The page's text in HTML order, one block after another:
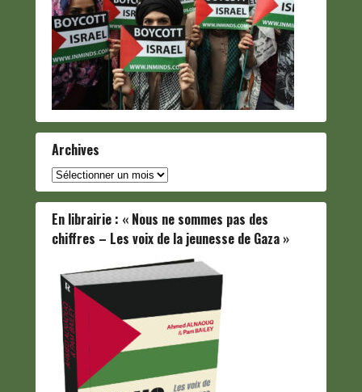
Archives
Archives
En librairie : « Nous ne sommes pas des
chiffres – Les voix de la jeunesse de Gaza »